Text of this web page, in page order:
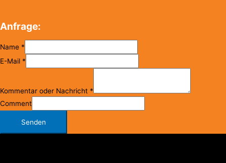
Anfrage:
Name *
E-Mail *
Kommentar oder Nachricht *
Comment
Senden